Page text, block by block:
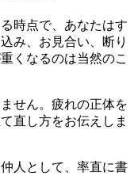
時点で、あなたはす
み、お見合い、断り
くなるのは当然のこ
せん。疲れの正体を
直し方をお伝えしま
人として、率直に書